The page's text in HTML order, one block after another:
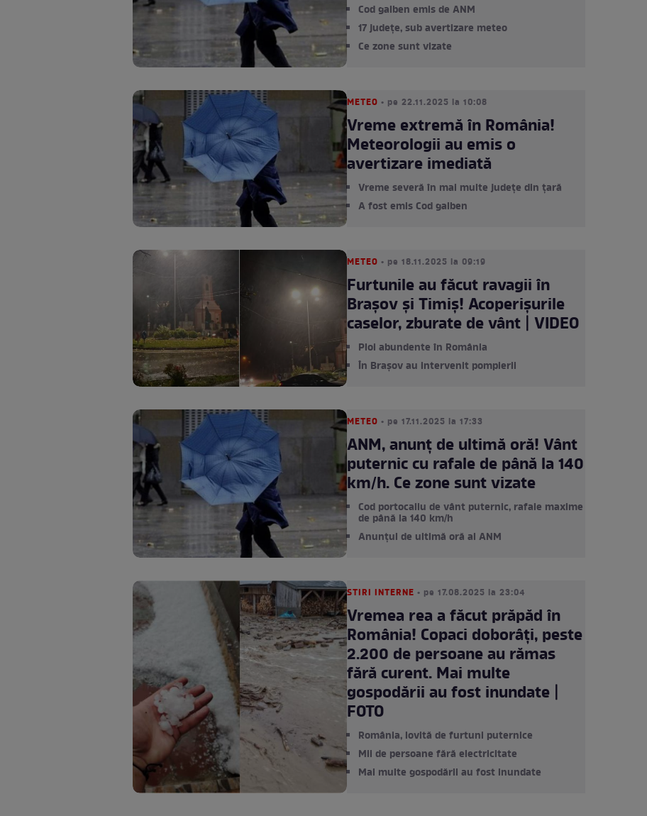
Cod galben emis de ANM
17 județe, sub avertizare meteo
Ce zone sunt vizate
METEO • pe 22.11.2025 la 10:08
Vreme extremă în România!
Meteorologii au emis o
avertizare imediată
Vreme severă în mai multe județe din țară
A fost emis Cod galben
METEO • pe 18.11.2025 la 09:19
Furtunile au făcut ravagii în
Brașov și Timiș! Acoperișurile
caselor, zburate de vânt | VIDEO
Ploi abundente în România
În Brașov au intervenit pompierii
METEO • pe 17.11.2025 la 17:33
ANM, anunț de ultimă oră! Vânt
puternic cu rafale de până la 140
km/h. Ce zone sunt vizate
Cod portocaliu de vânt puternic, rafale maxime
de până la 140 km/h
Anunțul de ultimă oră al ANM
STIRI INTERNE • pe 17.08.2025 la 23:04
Vremea rea a făcut prăpăd în
România! Copaci doborâți, peste
2.200 de persoane au rămas
fără curent. Mai multe
gospodării au fost inundate |
FOTO
România, lovită de furtuni puternice
Mii de persoane fără electricitate
Mai multe gospodării au fost inundate